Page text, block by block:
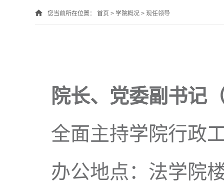
您当前所在位置： 首页 > 学院概况 > 现任领导
院长、 党委副书记
全面主持学院行政
办公地点：法学院